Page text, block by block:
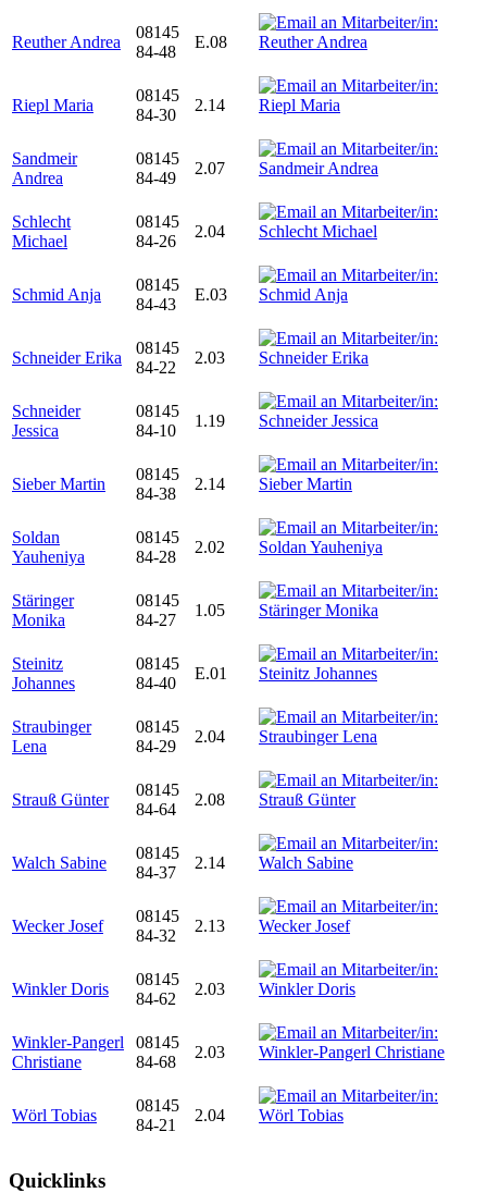
Reuther Andrea
08145
84-48
E.08
Riepl Maria
08145
84-30
2.14
Sandmeir
Andrea
08145
84-49
2.07
Schlecht
Michael
08145
84-26
2.04
Schmid Anja
08145
84-43
E.03
Schneider Erika
08145
84-22
2.03
Schneider
Jessica
08145
84-10
1.19
Sieber Martin
08145
84-38
2.14
Soldan
Yauheniya
08145
84-28
2.02
Stäringer
Monika
08145
84-27
1.05
Steinitz
Johannes
08145
84-40
E.01
Straubinger
Lena
08145
84-29
2.04
Strauß Günter
08145
84-64
2.08
Walch Sabine
08145
84-37
2.14
Wecker Josef
08145
84-32
2.13
Winkler Doris
08145
84-62
2.03
Winkler-Pangerl
Christiane
08145
84-68
2.03
Wörl Tobias
08145
84-21
2.04
Quicklinks